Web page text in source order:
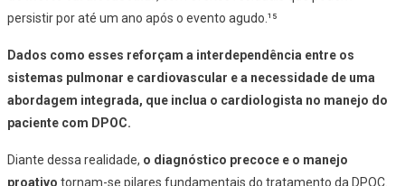
persistir por até um ano após o evento agudo.¹⁵
Dados como esses reforçam a interdependência entre os
sistemas pulmonar e cardiovascular e a necessidade de uma
abordagem integrada, que inclua o cardiologista no manejo do
paciente com DPOC.
Diante dessa realidade, o diagnóstico precoce e o manejo
proativo tornam-se pilares fundamentais do tratamento da DPOC.